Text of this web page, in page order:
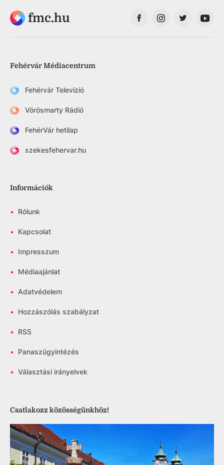
fmc.hu
Fehérvár Médiacentrum
Fehérvár Televízió
Vörösmarty Rádió
FehérVár hetilap
szekesfehervar.hu
Információk
• Rólunk
• Kapcsolat
• Impresszum
• Médiaajánlat
• Adatvédelem
• Hozzászólás szabályzat
• RSS
• Panaszügyintézés
• Választási irányelvek
Csatlakozz közösségünkhöz!